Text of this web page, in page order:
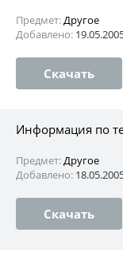
Предмет:Другое
Добавлено:
Скачать
Информация по
Предмет:Другое
Добавлено:
Скачать